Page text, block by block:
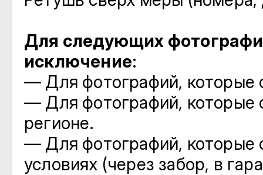
Для следующих
исключение:
— Для фотографий, которые
— Для фотографий, которые
регионе.
— Для фотографий, которые
условиях (через забор, в